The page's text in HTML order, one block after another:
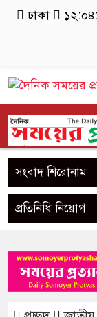
ঢাকা
সংবাদ শিরোনাম
প্রতিনিধি নিয়োগ